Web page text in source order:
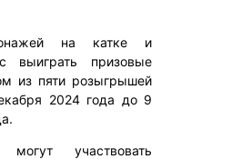
на катке и
выиграть призовые
из пяти розыгрышей
2024 года до 9
участвовать